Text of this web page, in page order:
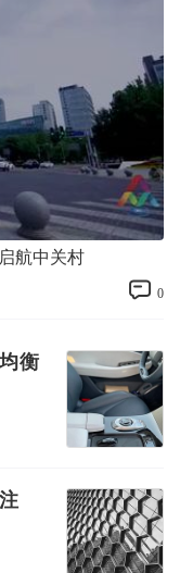
航中关村
0
衡